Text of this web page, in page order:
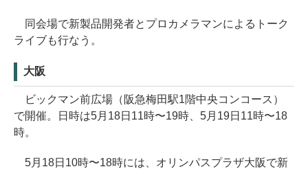
同会場で新製品開発者とプロカメラマンによるトーク
ライブも行なう。
大阪
ビックマン前広場（阪急梅田駅1階中央コンコース）
で開催。日時は5月18日11時〜19時、5月19日11時〜18
時。
5月18日10時〜18時には、オリンパスプラザ大阪で新